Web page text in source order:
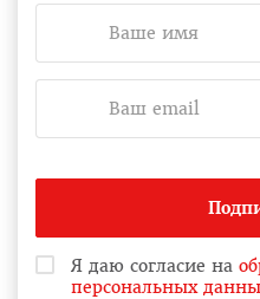
Я даю согласие на
персональных